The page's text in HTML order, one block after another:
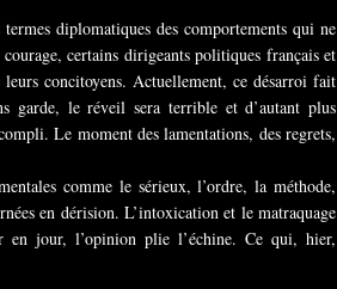
diplomatiques des comportements qui ne
certains dirigeants politiques français et
concitoyens. Actuellement, ce désarroi fait
garde, le réveil sera terrible et d’autant plus
Le moment des lamentations, des regrets,
comme le sérieux, l’ordre, la méthode,
en dérision. L’intoxication et le matraquage
en jour, l’opinion plie l’échine. Ce qui, hier,